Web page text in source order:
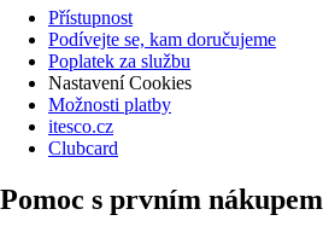
Přístupnost
Podívejte se, kam doručujeme
Poplatek za službu
Nastavení Cookies
Možnosti platby
itesco.cz
Clubcard
Pomoc s prvním nákupem